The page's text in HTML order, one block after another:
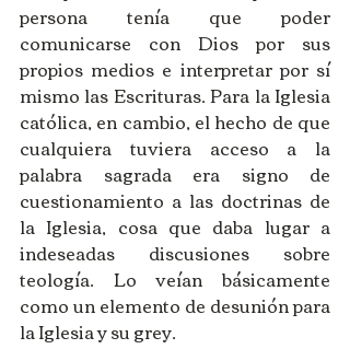
persona tenía que poder
comunicarse con Dios por sus
propios medios e interpretar por sí
mismo las Escrituras. Para la Iglesia
católica, en cambio, el hecho de que
cualquiera tuviera acceso a la
palabra sagrada era signo de
cuestionamiento a las doctrinas de
la Iglesia, cosa que daba lugar a
indeseadas discusiones sobre
teología. Lo veían básicamente
como un elemento de desunión para
la Iglesia y su grey.